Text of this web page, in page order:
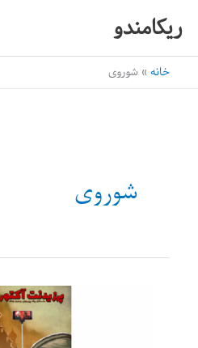
ریکامندو
خانه شوروی
شوروی